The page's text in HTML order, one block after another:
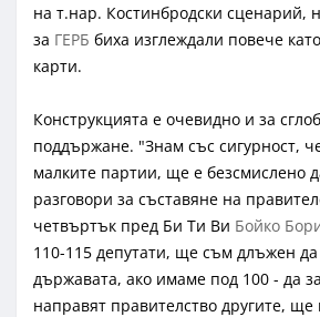
на т.нар. Костинбродски сценарий,
за ГЕРБ биха изглеждали повече
карти.
Конструкцията е очевидно и за
поддържане. "Знам със сигурност,
малките партии, ще е безсмислено
разговори за съставяне на
четвъртък пред Би Ти Ви Бойко
110-115 депутати, ще съм длъжен да
държавата, ако имаме под 100 - да
направят правителство другите,